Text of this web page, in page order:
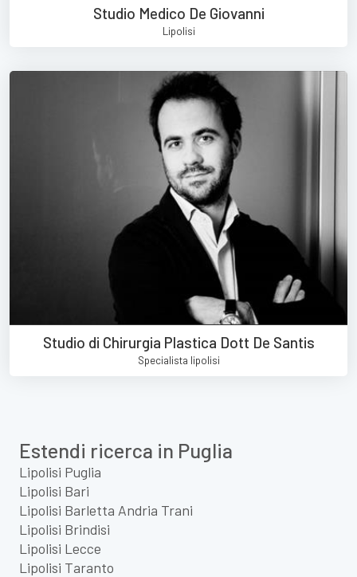
Studio Medico De Giovanni
Lipolisi
Studio di Chirurgia Plastica Dott De Santis
Specialista lipolisi
Estendi ricerca in Puglia
Lipolisi Puglia
Lipolisi Bari
Lipolisi Barletta Andria Trani
Lipolisi Brindisi
Lipolisi Lecce
Lipolisi Taranto